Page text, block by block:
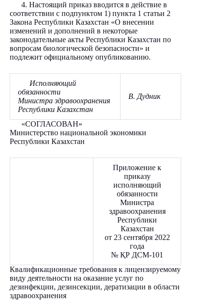
4. Настоящий приказ вводится в действие в
соответствии с подпунктом 1) пункта 1 статьи 2
Закона Республики Казахстан «О внесении
изменений и дополнений в некоторые
законодательные акты Республики Казахстан по
вопросам биологической безопасности» и
подлежит официальному опубликованию.
Исполняющий
обязанности
Министра здравоохранения
Республики Казахстан
В. Дудник
«СОГЛАСОВАН»
Министерство национальной экономики
Республики Казахстан
Приложение к
приказу
исполняющий
обязанности
Министра
здравоохранения
Республики
Казахстан
от 23 сентября 2022
года
№ ҚР ДСМ-101
Квалификационные требования к лицензируемому
виду деятельности на оказание услуг по
дезинфекции, дезинсекции, дератизации в области
здравоохранения